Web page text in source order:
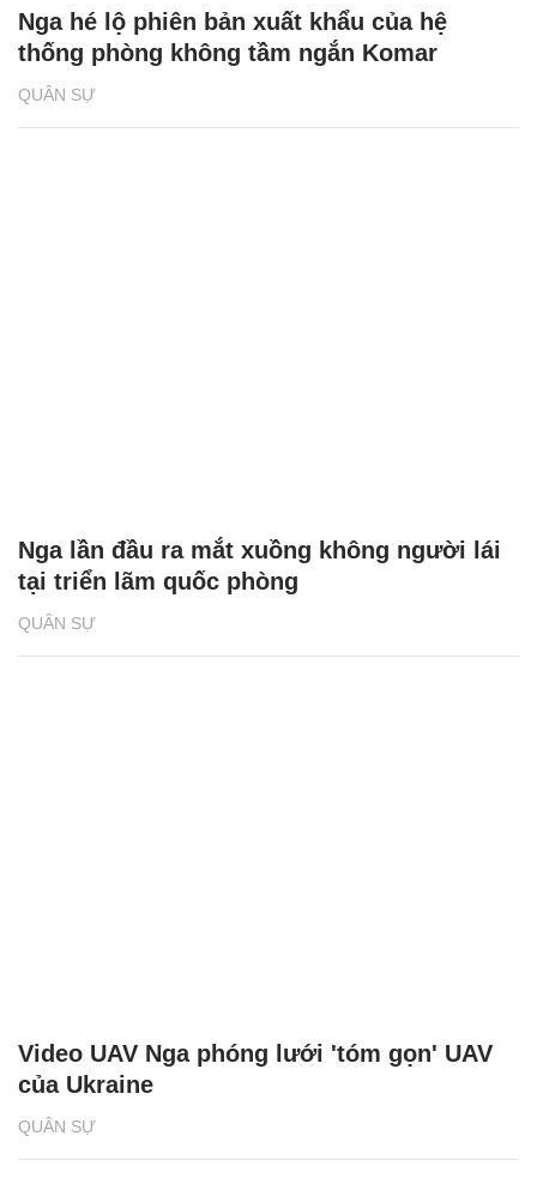
QUÂN SỰ
Nga hé lộ phiên bản xuất khẩu của hệ
thống phòng không tầm ngắn Komar
QUÂN SỰ
Nga lần đầu ra mắt xuồng không người lái
tại triển lãm quốc phòng
QUÂN SỰ
Video UAV Nga phóng lưới 'tóm gọn' UAV
của Ukraine